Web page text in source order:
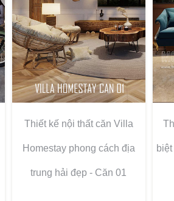
Thiết kế nội thất căn Villa
Homestay phong cách địa
trung hải đẹp - Căn 01